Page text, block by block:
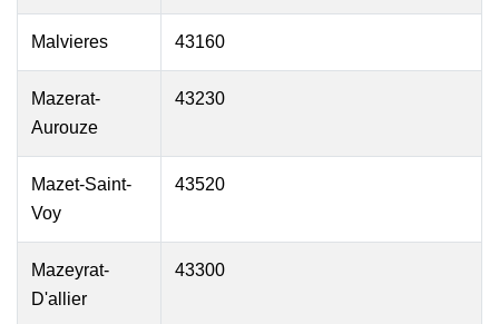
Malvieres 43160
Mazerat-
Aurouze
43230
Mazet-Saint-
Voy
43520
Mazeyrat-
D'allier
43300